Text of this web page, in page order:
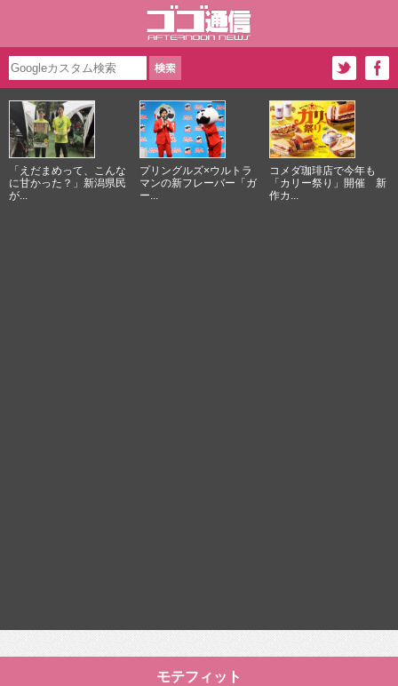
「えだまめって、こんな
に甘かった？」新潟県民
が...
プリングルズ×ウルトラ
マンの新フレーバー「ガ
ー...
コメダ珈琲店で今年も
「カリー祭り」開催 新
作カ...
モテフィット